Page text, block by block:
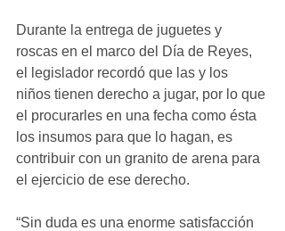
Durante la entrega de juguetes y
roscas en el marco del Día de Reyes,
el legislador recordó que las y los
niños tienen derecho a jugar, por lo que
el procurarles en una fecha como ésta
los insumos para que lo hagan, es
contribuir con un granito de arena para
el ejercicio de ese derecho.
“Sin duda es una enorme satisfacción